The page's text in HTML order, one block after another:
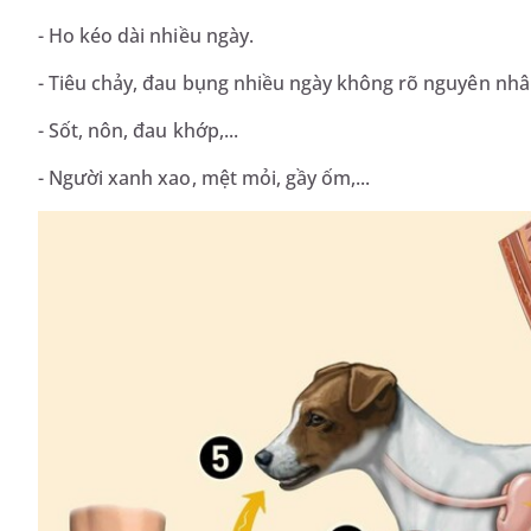
- Ho kéo dài nhiều ngày.
- Tiêu chảy, đau bụng nhiều ngày không rõ nguyên
- Sốt, nôn, đau khớp,...
- Người xanh xao, mệt mỏi, gầy ốm,...